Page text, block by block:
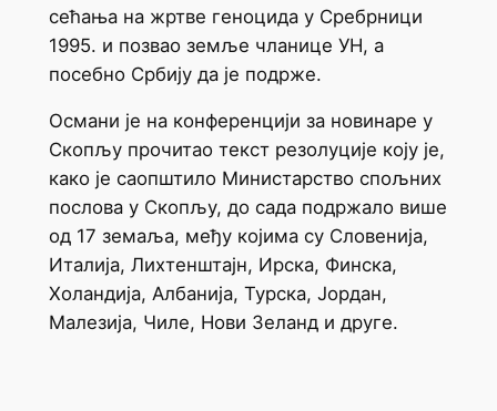
сећања на жртве геноцида у Сребрници
1995. и позвао земље чланице УН, а
посебно Србију да је подрже.
Османи је на конференцији за новинаре у
Скопљу прочитао текст резолуције коју је,
како је саопштило Министарство спољних
послова у Скопљу, до сада подржало више
од 17 земаља, међу којима су Словенија,
Италија, Лихтенштајн, Ирска, Финска,
Холандија, Албанија, Турска, Јордан,
Малезија, Чиле, Нови Зеланд и друге.